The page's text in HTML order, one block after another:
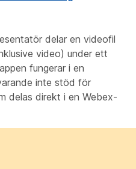
delar en videofil
video) under ett
fungerar i en
inte stöd för
delas direkt i en Webex-